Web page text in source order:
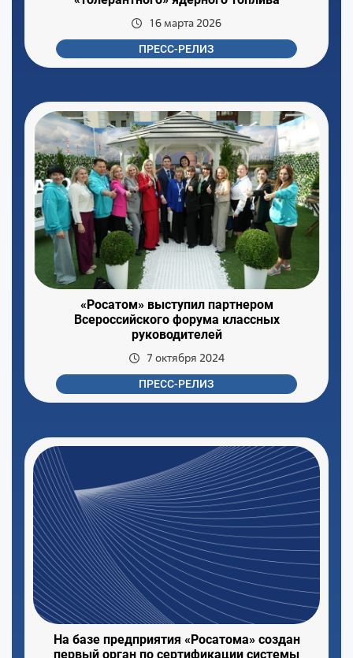
16 марта 2026
ПРЕСС-РЕЛИЗ
«Росатом» выступил партнером
Всероссийского форума классных
руководителей
7 октября 2024
ПРЕСС-РЕЛИЗ
На базе предприятия «Росатома» создан
первый орган по сертификации системы